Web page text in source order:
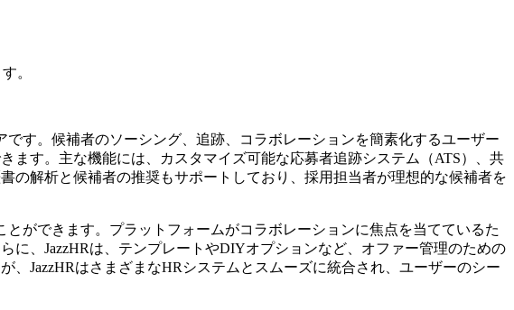
。
す。候補者のソーシング、追跡、コラボレーションを簡素化するユーザー
ます。主な機能には、カスタマイズ可能な応募者追跡システム（ATS）、共
の解析と候補者の推奨もサポートしており、採用担当者が理想的な候補者を
ができます。プラットフォームがコラボレーションに焦点を当てているた
、JazzHRは、テンプレートやDIYオプションなど、オファー管理のための
JazzHRはさまざまなHRシステムとスムーズに統合され、ユーザーのシー